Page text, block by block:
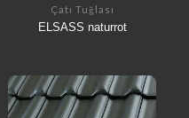
Çatı Tuğlası
ELSASS naturrot